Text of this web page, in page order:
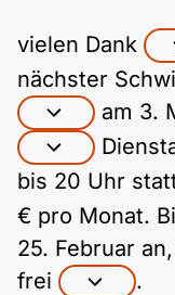
vielen Dank
nächster
am 3.
bis 20 Uhr
€ pro Monat.
25. Februar
frei
.